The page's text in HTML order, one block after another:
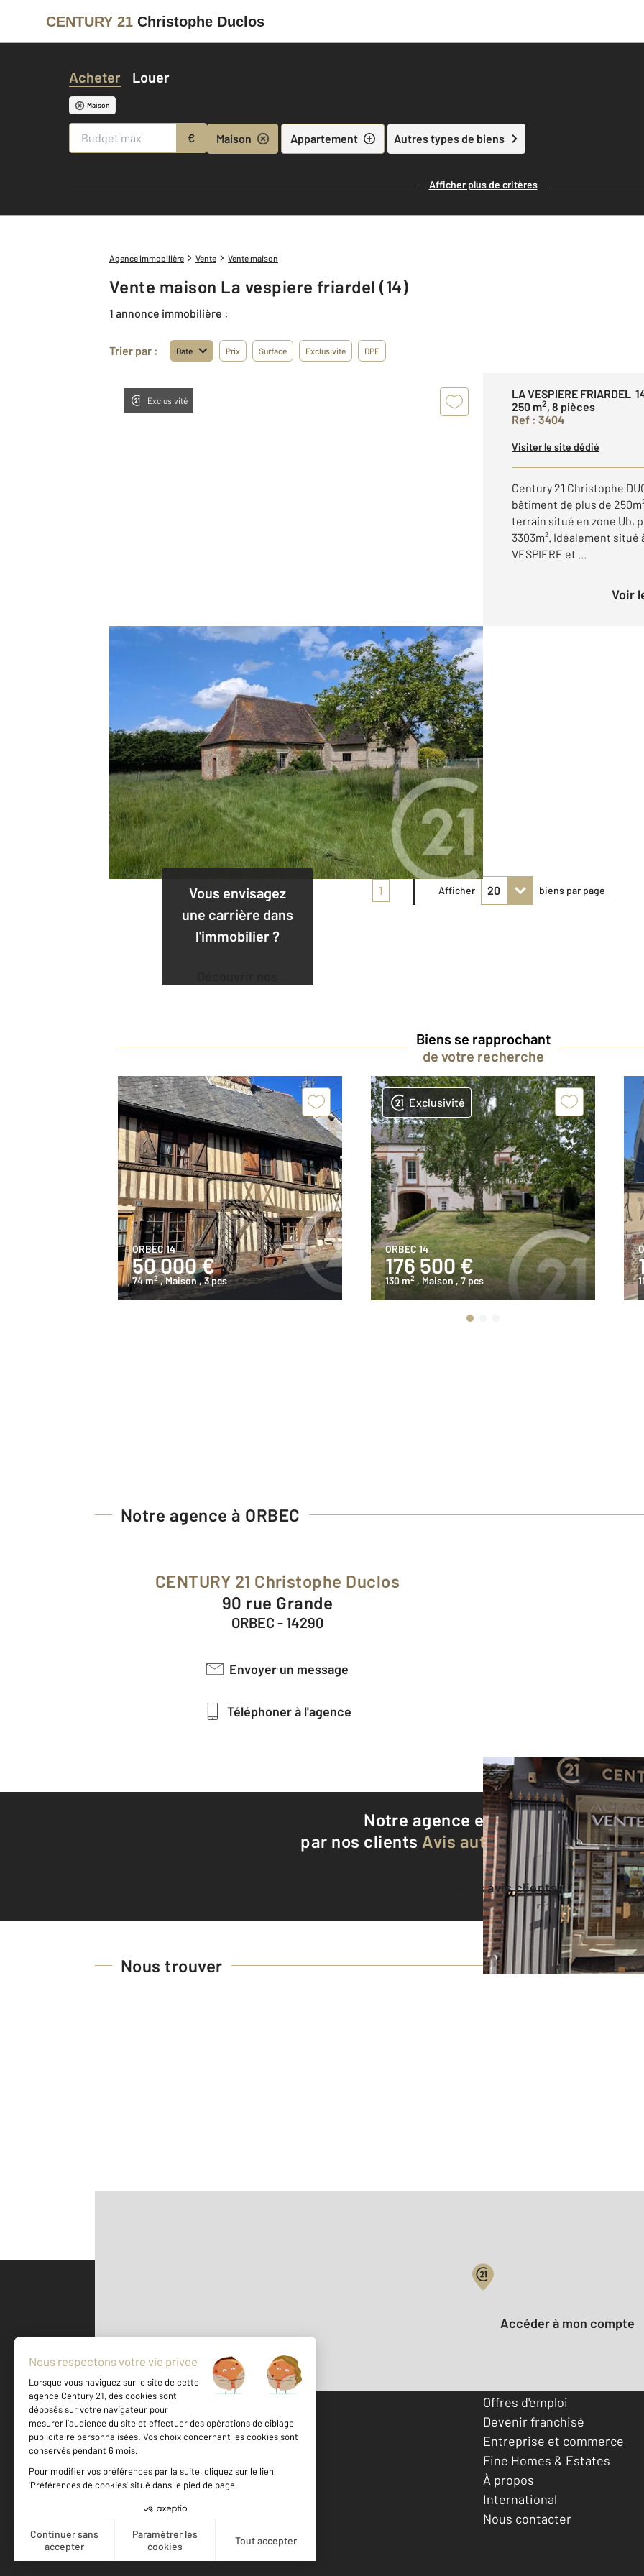
CENTURY 21 Christophe Duclos
Acheter Louer
Maison
€ Maison Appartement Autres types de biens
Afficher plus de critères
Agence immobilière Vente Vente maison
Vente maison La vespiere friardel (14)
1 annonce immobilière :
Trier par : Date Prix Surface Exclusivité DPE
Exclusivité
LA VESPIERE FRIARDEL
250 m2, 8 pièces
Ref : 3404
Visiter le site dédié
Century 21 Christophe
bâtiment de plus de
terrain situé en zone Ub,
3303m². Idéalement
VESPIERE et ...
Voir
Vous envisagez
une carrière dans
l'immobilier ?
1 Afficher biens par page
Biens se rapprochant
de votre recherche
ORBEC 14
50 000 €
74 m2 , Maison, 3 pcs
Exclusivité
ORBEC 14
176 500 €
130 m2 , Maison , 7 pcs
Notre agence à ORBEC
CENTURY 21 Christophe Duclos
90 rue Grande
ORBEC - 14290
Envoyer un message
Téléphoner à l'agence
Notre agence est notée 9,0/10
par nos clients Avis authentifiés par
Voir tous les avis clients
Nous trouver
500 m ©Mappy
Votre compte :
Accéder à mon compte
Votre agence est notée
Achat
Offres d'emploi
Devenir franchisé
Entreprise et commerce
Fine Homes & Estates
À propos
International
Nous contacter